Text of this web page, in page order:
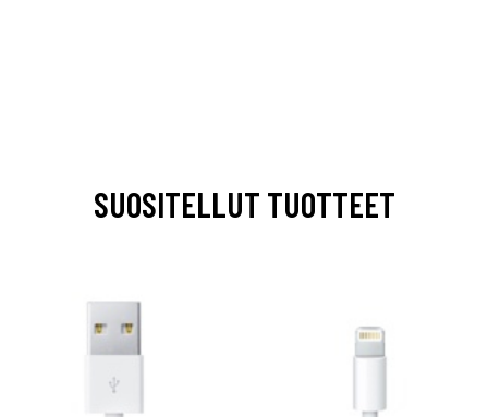
SUOSITELLUT TUOTTEET